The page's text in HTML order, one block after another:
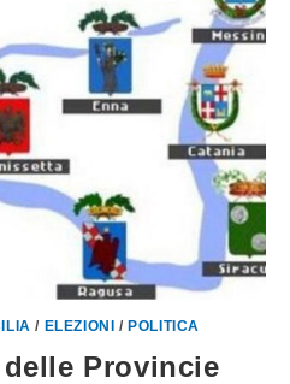
/ ELEZIONI /POLITICA
Provincie